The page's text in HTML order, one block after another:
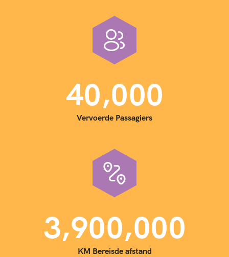
40,000
Vervoerde Passagiers
3,900,000
KM Bereisde afstand